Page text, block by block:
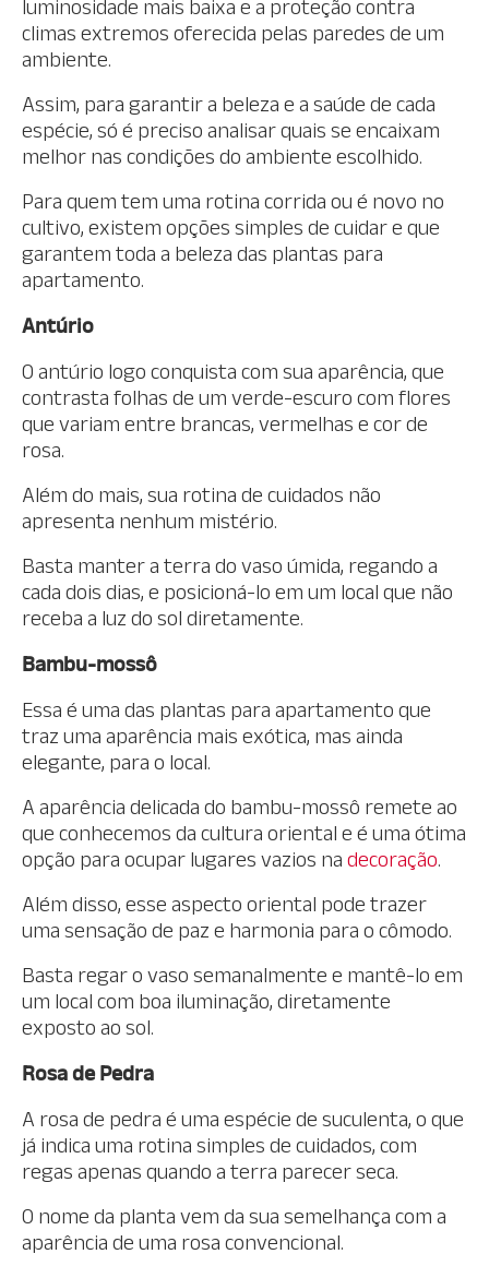
luminosidade mais baixa e a proteção contra
climas extremos oferecida pelas paredes de um
ambiente.
Assim, para garantir a beleza e a saúde de cada
espécie, só é preciso analisar quais se encaixam
melhor nas condições do ambiente escolhido.
Para quem tem uma rotina corrida ou é novo no
cultivo, existem opções simples de cuidar e que
garantem toda a beleza das plantas para
apartamento.
Antúrio
O antúrio logo conquista com sua aparência, que
contrasta folhas de um verde-escuro com flores
que variam entre brancas, vermelhas e cor de
rosa.
Além do mais, sua rotina de cuidados não
apresenta nenhum mistério.
Basta manter a terra do vaso úmida, regando a
cada dois dias, e posicioná-lo em um local que não
receba a luz do sol diretamente.
Bambu-mossô
Essa é uma das plantas para apartamento que
traz uma aparência mais exótica, mas ainda
elegante, para o local.
A aparência delicada do bambu-mossô remete ao
que conhecemos da cultura oriental e é uma ótima
opção para ocupar lugares vazios na decoração.
Além disso, esse aspecto oriental pode trazer
uma sensação de paz e harmonia para o cômodo.
Basta regar o vaso semanalmente e mantê-lo em
um local com boa iluminação, diretamente
exposto ao sol.
Rosa de Pedra
A rosa de pedra é uma espécie de suculenta, o que
já indica uma rotina simples de cuidados, com
regas apenas quando a terra parecer seca.
O nome da planta vem da sua semelhança com a
aparência de uma rosa convencional.